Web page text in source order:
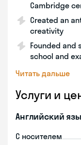
Cambridge
Created an
creativity
Founded and
school and
Читать дальше
Услуги и
Английский
С носителем